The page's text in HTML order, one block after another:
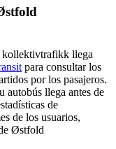
kollektivtrafikk llega
para consultar los
por los pasajeros.
autobús llega antes de
de
de los usuarios,
Østfold